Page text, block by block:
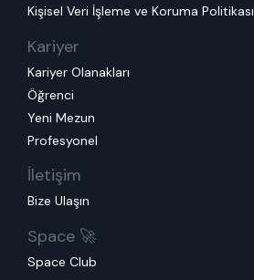
Kişisel Veri İşleme ve Koruma Politikası
Kariyer
Kariyer Olanakları
Öğrenci
Yeni Mezun
Profesyonel
İletişim
Bize Ulaşın
Space 🚀
Space Club